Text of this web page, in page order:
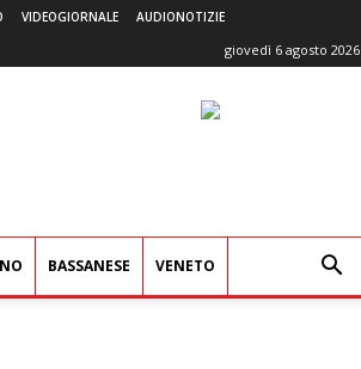
VIDEOGIORNALE AUDIONOTIZIE
giovedì 6 agosto 2026
BASSANESE VENETO